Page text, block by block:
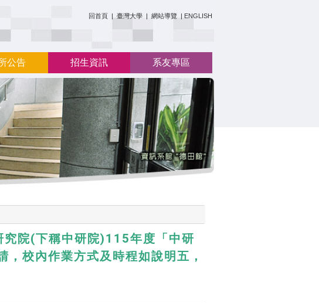
回首頁 | 臺灣大學 | 網站導覽 | ENGLISH
公告 招生資訊 系友專區
究院(下稱中研院)115年度「中研
校內作業方式及時程如說明五，